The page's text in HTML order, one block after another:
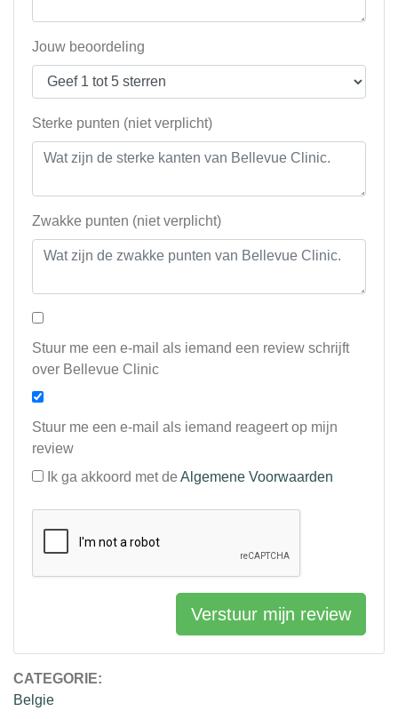
CATEGORIE:
Belgie
Jouw beoordeling
Sterke punten (niet verplicht)
Zwakke punten (niet verplicht)
Stuur me een e-mail als iemand een review schrijft
over Bellevue Clinic
Stuur me een e-mail als iemand reageert op mijn
review
Ik ga akkoord met de Algemene Voorwaarden
Verstuur mijn review